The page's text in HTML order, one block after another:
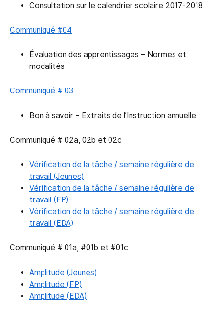
Consultation sur le calendrier scolaire 2017-2018
Communiqué #04
Évaluation des apprentissages – Normes et
modalités
Communiqué # 03
Bon à savoir – Extraits de l’Instruction annuelle
Communiqué # 02a, 02b et 02c
Vérification de la tâche / semaine régulière de
travail (Jeunes)
Vérification de la tâche / semaine régulière de
travail (FP)
Vérification de la tâche / semaine régulière de
travail (EDA)
Communiqué # 01a, #01b et #01c
Amplitude (Jeunes)
Amplitude (FP)
Amplitude (EDA)